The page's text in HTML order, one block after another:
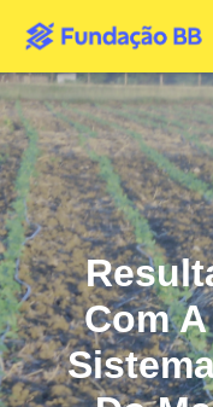
Com